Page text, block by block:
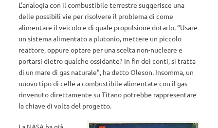
L’analogia con il combustibile terrestre suggerisce una
delle possibili vie per risolvere il problema di come
alimentare il veicolo e di quale propulsione dotarlo. “Usare
un sistema alimentato a plutonio, mettere un piccolo
reattore, oppure optare per una scelta non-nucleare e
portarsi dietro qualche ossidante? In fin dei conti, si tratta
di un mare di gas naturale”, ha detto Oleson. Insomma, un
nuovo tipo di celle a combustibile alimentate con il gas
rinvenuto direttamente su Titano potrebbe rappresentare
la chiave di volta del progetto.